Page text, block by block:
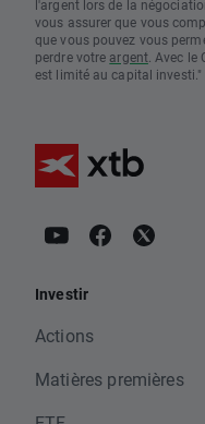
l'argent lors de la
vous assurer que vous
que vous pouvez vous
perdre votre argent. Avec le
est limité au capital investi."
Investir
Actions
Matières premières